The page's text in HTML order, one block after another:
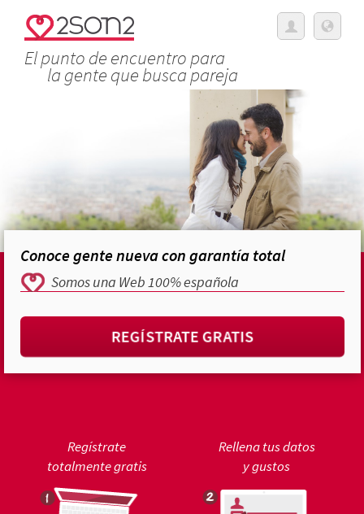
El punto de encuentro para
la gente que busca pareja
Conoce gente nueva con garantía total
Somos una Web 100% española
REGÍSTRATE GRATIS
Regístrate
totalmente gratis
Rellena tus datos
y gustos